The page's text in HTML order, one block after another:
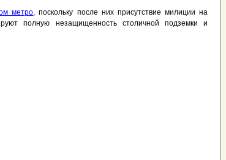
метро, поскольку после них присутствие милиции на
полную незащищенность столичной подземки и